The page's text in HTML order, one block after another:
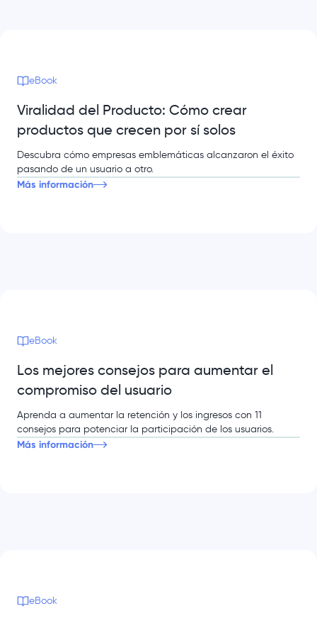
eBook
Viralidad del Producto: Cómo crear
productos que crecen por sí solos
Descubra cómo empresas emblemáticas alcanzaron el éxito
pasando de un usuario a otro.
Más información
eBook
Los mejores consejos para aumentar el
compromiso del usuario
Aprenda a aumentar la retención y los ingresos con 11
consejos para potenciar la participación de los usuarios.
Más información
eBook